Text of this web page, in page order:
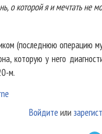
о которой я и мечтать не
(последнюю операцию
которую у него
м.
Войдите или